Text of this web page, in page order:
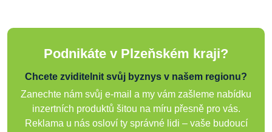
Podnikáte v Plzeňském kraji?
Chcete zviditelnit svůj byznys v našem regionu?
Zanechte nám svůj e-mail a my vám zašleme nabídku
inzertních produktů šitou na míru přesně pro vás.
Reklama u nás osloví ty správné lidi – vaše budoucí